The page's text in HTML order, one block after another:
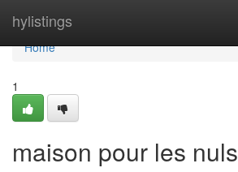
hylistings
Home
Home
1
maison pour les nuls